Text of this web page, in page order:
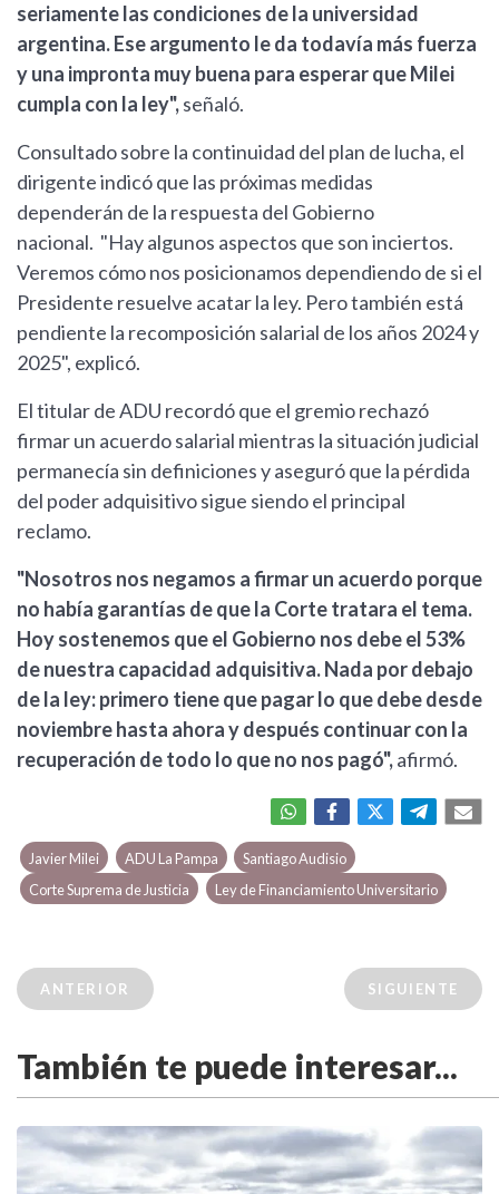
seriamente las condiciones de la universidad
argentina. Ese argumento le da todavía más fuerza
y una impronta muy buena para esperar que Milei
cumpla con la ley",señaló.
Consultado sobre la continuidad del plan de lucha, el
dirigente indicó que las próximas medidas
dependerán de la respuesta del Gobierno
nacional. "Hay algunos aspectos que son inciertos.
Veremos cómo nos posicionamos dependiendo de si el
Presidente resuelve acatar la ley. Pero también está
pendiente la recomposición salarial de los años 2024 y
2025", explicó.
El titular de ADU recordó que el gremio rechazó
firmar un acuerdo salarial mientras la situación judicial
permanecía sin definiciones y aseguró que la pérdida
del poder adquisitivo sigue siendo el principal
reclamo.
"Nosotros nos negamos a firmar un acuerdo porque
no había garantías de que la Corte tratara el tema.
Hoy sostenemos que el Gobierno nos debe el 53%
de nuestra capacidad adquisitiva. Nada por debajo
de la ley: primero tiene que pagar lo que debe desde
noviembre hasta ahora y después continuar con la
recuperación de todo lo que no nos pagó",afirmó.
Javier Milei ADU La Pampa
Santiago Audisio
Corte Suprema de Justicia
Ley de Financiamiento Universitario
ANTERIOR SIGUIENTE
También te puede interesar...